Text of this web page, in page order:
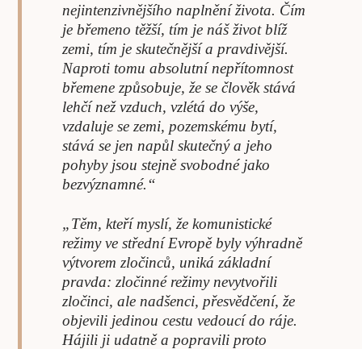
nejintenzivnějšího naplnění života. Čím
je břemeno těžší, tím je náš život blíž
zemi, tím je skutečnější a pravdivější.
Naproti tomu absolutní nepřítomnost
břemene způsobuje, že se člověk stává
lehčí než vzduch, vzlétá do výše,
vzdaluje se zemi, pozemskému bytí,
stává se jen napůl skutečný a jeho
pohyby jsou stejně svobodné jako
bezvýznamné.“
„Těm, kteří myslí, že komunistické
režimy ve střední Evropě byly výhradně
výtvorem zločinců, uniká základní
pravda: zločinné režimy nevytvořili
zločinci, ale nadšenci, přesvědčení, že
objevili jedinou cestu vedoucí do ráje.
Hájili ji udatně a popravili proto